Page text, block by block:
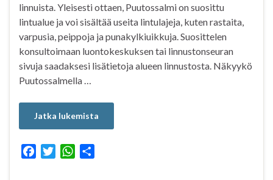
linnuista. Yleisesti ottaen, Puutossalmi on suosittu
lintualue ja voi sisältää useita lintulajeja, kuten rastaita,
varpusia, peippoja ja punakylkiuikkuja. Suosittelen
konsultoimaan luontokeskuksen tai linnustonseuran
sivuja saadaksesi lisätietoja alueen linnustosta. Näkyykö
Puutossalmella …
Jatka lukemista
W